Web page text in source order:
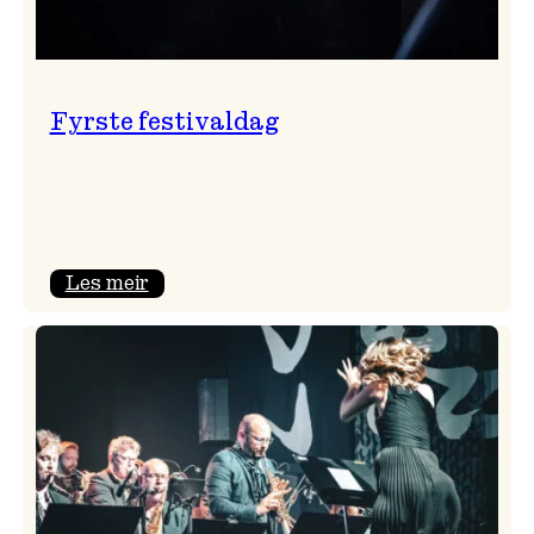
Fyrste festivaldag
Les meir: